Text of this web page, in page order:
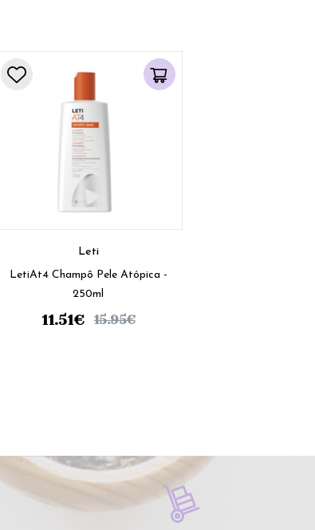
Leti
LetiAt4 Champô Pele Atópica -
250ml
11.51€ 15.95€